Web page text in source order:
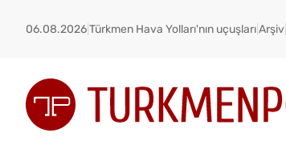
06.08.2026Türkmen Hava Yolları'nın uçuşlarıArşiv